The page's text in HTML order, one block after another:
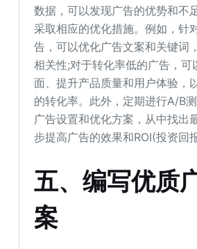
数据，可以发现广告的优势和不
采取相应的优化措施。例如，针
告，可以优化广告文案和关键词
相关性;对于转化率低的广告，可
面、提升产品质量和用户体验，
的转化率。此外，定期进行A/B
广告设置和优化方案，从中找出
步提高广告的效果和ROI(投资回
五、编写优质
案